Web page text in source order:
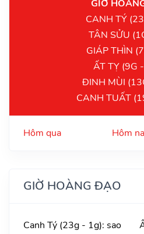
GIỜ
CANH TÝ
TÂN SỬU
GIÁP THÌN
ẤT TỴ (9G
ĐINH MÙI
CANH TUẤT
Hôm qua Hôm
GIỜ HOÀNG ĐẠO
Canh Tý (23g - 1g): sao